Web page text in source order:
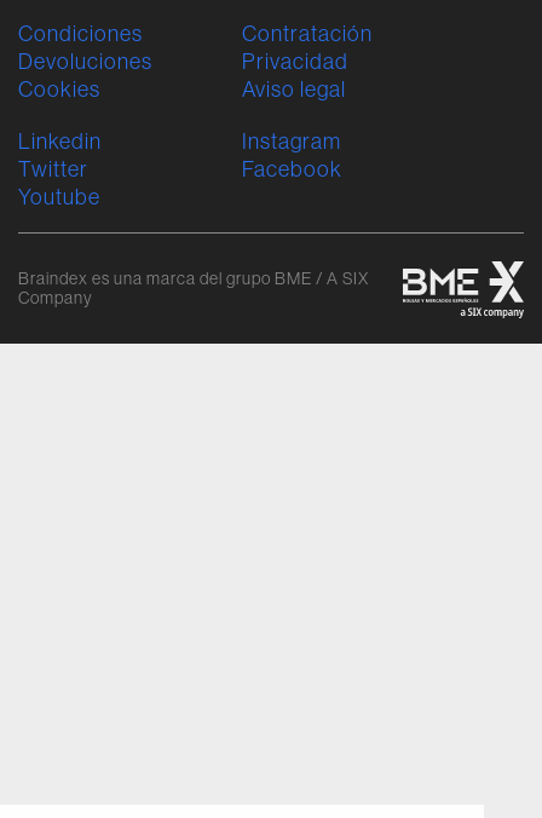
Condiciones
Contratación
Devoluciones
Privacidad
Cookies
Aviso legal
Linkedin
Twitter
Youtube
Instagram
Facebook
Braindex es una marca del grupo BME / A SIX
Company